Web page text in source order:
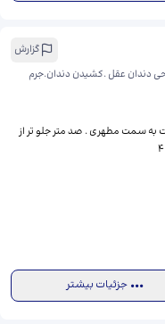
گزارش
دندان عقل .کشیدن دندان.جرم
استان البرز، کرج، کوی اتحاد، معبر بدون نام، ​گوهردشت به سمت مطهری . صد متر جلو تر از
جزئیات بیشتر